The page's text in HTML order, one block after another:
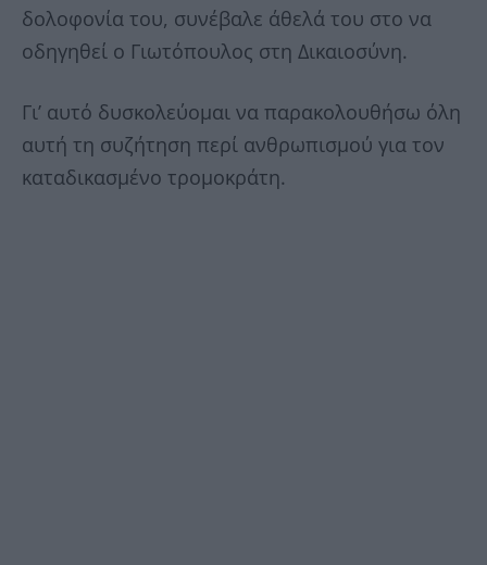
δολοφονία του, συνέβαλε άθελά του στο να
οδηγηθεί ο Γιωτόπουλος στη Δικαιοσύνη.
Γι’ αυτό δυσκολεύομαι να παρακολουθήσω όλη
αυτή τη συζήτηση περί ανθρωπισμού για τον
καταδικασμένο τρομοκράτη.